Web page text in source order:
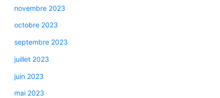
novembre 2023
octobre 2023
septembre 2023
juillet 2023
juin 2023
mai 2023